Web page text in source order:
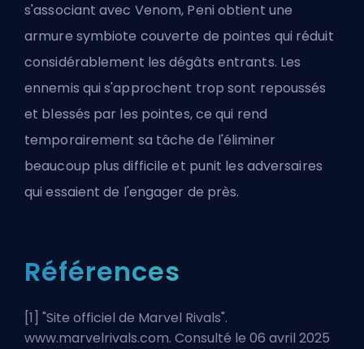
s'associant avec Venom, Peni obtient une
armure symbiote couverte de pointes qui réduit
considérablement les dégâts entrants. Les
ennemis qui s'approchent trop sont repoussés
et blessés par les pointes, ce qui rend
temporairement sa tâche de l'éliminer
beaucoup plus difficile et punit les adversaires
qui essaient de l'engager de près.
Références
[1] "Site officiel de Marvel Rivals".
www.marvelrivals.com. Consulté le 06 avril 2025